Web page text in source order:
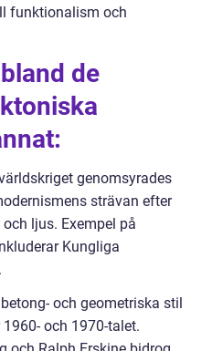
funktionalism och
de
genomsyrades
strävan efter
ljus. Exempel på
Kungliga
och geometriska stil
och 1970-talet.